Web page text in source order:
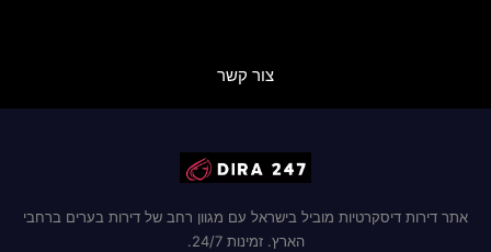
צור קשר
אתר דירות דיסקרטיות מוביל בישראל עם מגוון רחב של דירות בערים ברחבי
הארץ. זמינות 24/7.